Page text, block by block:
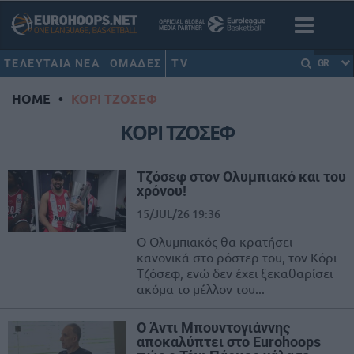
ΤΕΛΕΥΤΑΙΑ ΝΕΑ ΟΜΑΔΕΣ TV GR
HOME • ΚΟΡΙ ΤΖΟΣΕΦ
ΚΟΡΙ ΤΖΟΣΕΦ
Τζόσεφ στον Ολυμπιακό και του
χρόνου!
15/JUL/26 19:36
Ο Ολυμπιακός θα κρατήσει
κανονικά στο ρόστερ του, τον Κόρι
Τζόσεφ, ενώ δεν έχει ξεκαθαρίσει
ακόμα το μέλλον του...
Ο Άντι Μπουντογιάννης
αποκαλύπτει στο Eurohoops